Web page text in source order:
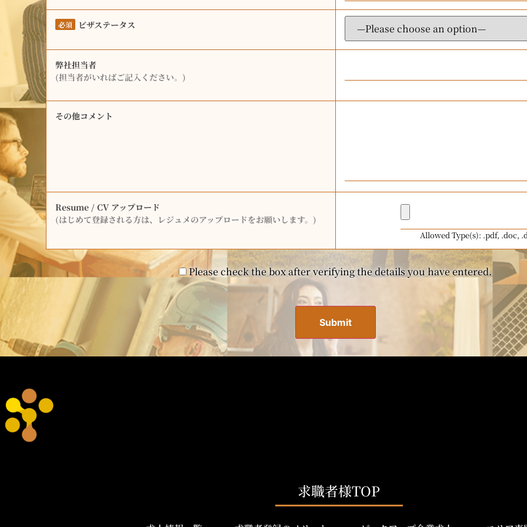
必須 ビザステータス
弊社担当者
(担当者がいればご記入ください。)
その他コメント
Resume / CV アップロード
(はじめて登録される方は、レジュメのアップロードをお願いします。)
Allowed Type(s): .pdf, .doc,
Please check the box after verifying the details you have entered.
求職者様TOP